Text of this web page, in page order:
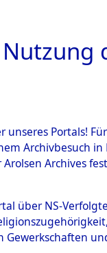
Portals!
Archivbesuch
Archives
über NS-